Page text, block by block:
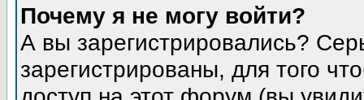
Почему я не могу войти?
А вы зарегистрировались?
зарегистрированы, для того